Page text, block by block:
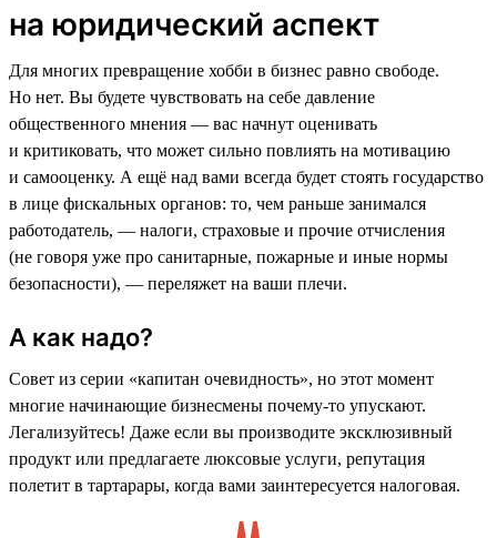
на юридический аспект
Для многих превращение хобби в бизнес равно свободе.
Но нет. Вы будете чувствовать на себе давление
общественного мнения — вас начнут оценивать
и критиковать, что может сильно повлиять на мотивацию
и самооценку. А ещё над вами всегда будет стоять государство
в лице фискальных органов: то, чем раньше занимался
работодатель, — налоги, страховые и прочие отчисления
(не говоря уже про санитарные, пожарные и иные нормы
безопасности), — переляжет на ваши плечи.
А как надо?
Совет из серии «капитан очевидность», но этот момент
многие начинающие бизнесмены почему-то упускают.
Легализуйтесь! Даже если вы производите эксклюзивный
продукт или предлагаете люксовые услуги, репутация
полетит в тартарары, когда вами заинтересуется налоговая.